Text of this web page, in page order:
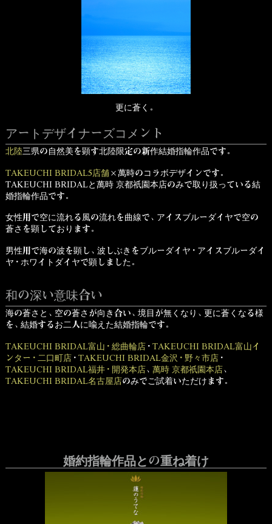
更に蒼く。
アートデザイナーズコメント
北陸三県の自然美を顕す北陸限定の新作結婚指輪作品です。
TAKEUCHI BRIDAL5店舗×萬時のコラボデザインです。
TAKEUCHI BRIDALと萬時 京都祇園本店のみで取り扱っている結
婚指輪作品です。
女性用で空に流れる風の流れを曲線で、アイスブルーダイヤで空の
蒼さを顕しております。
男性用で海の波を顕し、波しぶきをブルーダイヤ・アイスブルーダイ
ヤ・ホワイトダイヤで顕しました。
和の深い意味合い
海の蒼さと、空の蒼さが向き合い、境目が無くなり、更に蒼くなる様
を、結婚するお二人に喩えた結婚指輪です。
TAKEUCHI BRIDAL富山・総曲輪店・ TAKEUCHI BRIDAL富山イ
ンター・二口町店・ TAKEUCHI BRIDAL金沢・野々市店・
TAKEUCHI BRIDAL福井・開発本店、 萬時 京都祇園本店、
TAKEUCHI BRIDAL名古屋店のみでご試着いただけます。
婚約指輪作品との重ね着け